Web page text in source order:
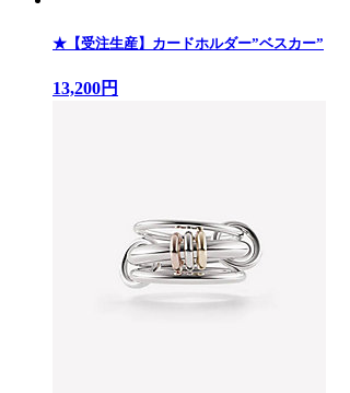
★【受注生産】カードホルダー”ベスカー”
13,200円